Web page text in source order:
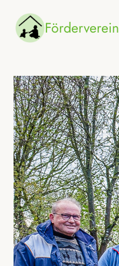
Zum
Inhalt
springen